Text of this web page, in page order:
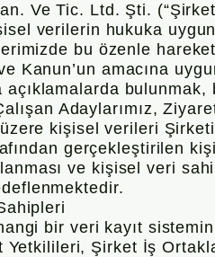
Ve Tic. Ltd. Şti.
verilerin hukuka
bu özenle
Kanun’un amacına
Adaylarımız,
kişisel verileri
gerçekleştirilen
ve kişisel veri
bir veri kayıt
Şirket İş